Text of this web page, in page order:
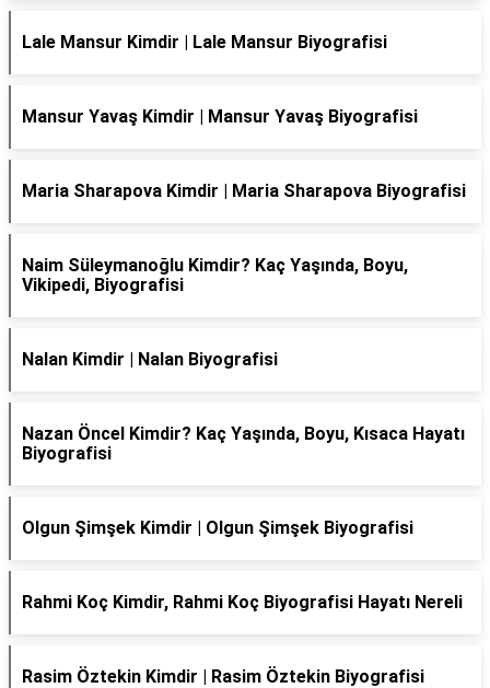
Lale Mansur Kimdir | Lale Mansur Biyografisi
Mansur Yavaş Kimdir | Mansur Yavaş Biyografisi
Maria Sharapova Kimdir | Maria Sharapova Biyografisi
Naim Süleymanoğlu Kimdir? Kaç Yaşında, Boyu,
Vikipedi, Biyografisi
Nalan Kimdir | Nalan Biyografisi
Nazan Öncel Kimdir? Kaç Yaşında, Boyu, Kısaca Hayatı
Biyografisi
Olgun Şimşek Kimdir | Olgun Şimşek Biyografisi
Rahmi Koç Kimdir, Rahmi Koç Biyografisi Hayatı Nereli
Rasim Öztekin Kimdir | Rasim Öztekin Biyografisi